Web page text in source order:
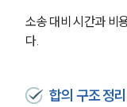
소송 대비 시간과 비
다.
합의 구조 정리